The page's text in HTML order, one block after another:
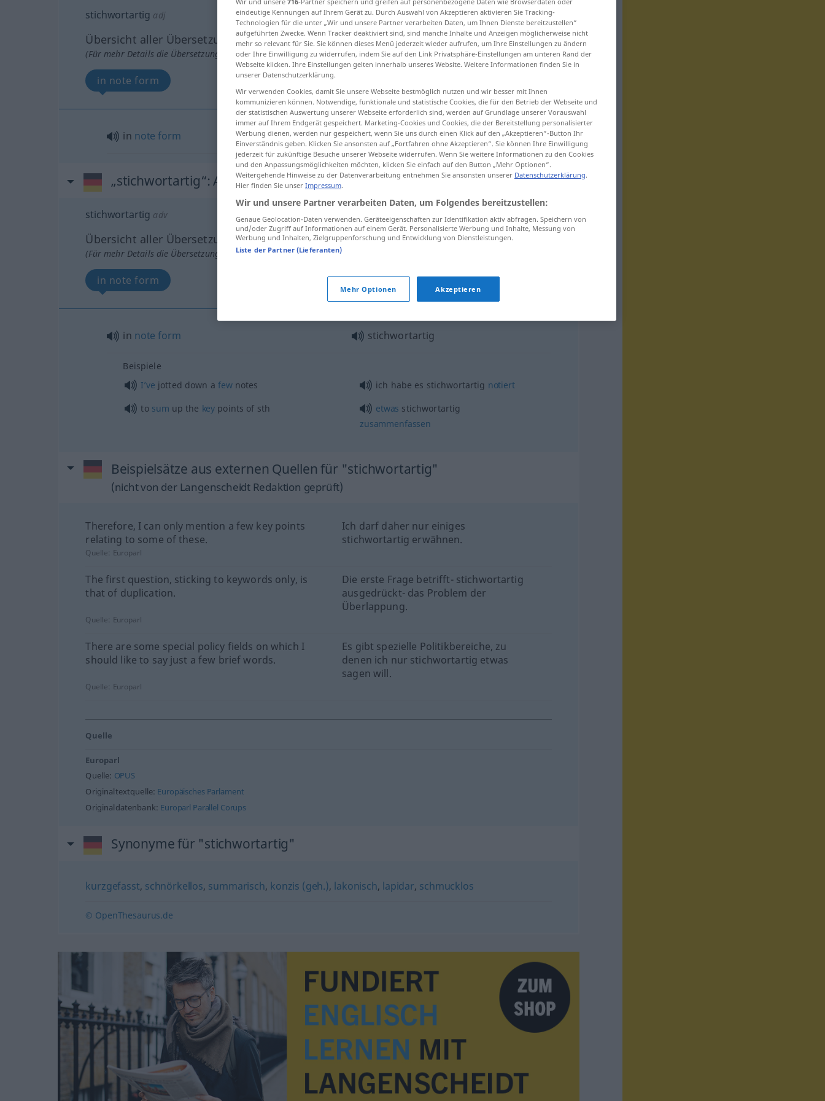
stichwortartig adj
Übersicht aller Übersetzungen
(Für mehr Details die Übersetzung anklicken/antippen)
in note form
in note form stichwortartig
„stichwortartig“: Adverb
stichwortartig adv
Übersicht aller Übersetzungen
(Für mehr Details die Übersetzung anklicken/antippen)
in note form
in note form stichwortartig
Beispiele
I’ve jotted down a fewnotes ich habe es stichwortartig notiert
to sum up the key points of sth etwas stichwortartig
zusammenfassen
Beispielsätze aus externen Quellen für "stichwortartig"
(nicht von der Langenscheidt Redaktion geprüft)
Therefore, I can only mention a few key points
relating to some of these.
Ich darf daher nur einiges
stichwortartig erwähnen.
Quelle: Europarl
The first question, sticking to keywords only, is
that of duplication.
Die erste Frage betrifft- stichwortartig
ausgedrückt- das Problem der
Überlappung.
Quelle: Europarl
There are some special policy fields on which I
should like to say just a few brief words.
Es gibt spezielle Politikbereiche, zu
denen ich nur stichwortartig etwas
sagen will.
Quelle: Europarl
Quelle
Europarl
Quelle: OPUS
Originaltextquelle: Europäisches Parlament
Originaldatenbank: Europarl Parallel Corups
Synonyme für "stichwortartig"
kurzgefasst, schnörkellos, summarisch, konzis (geh.), lakonisch, lapidar, schmucklos
© OpenThesaurus.de
eindeutige Kennungen auf Ihrem Gerät zu. Durch Auswahl von Akzeptieren aktivieren Sie Tracking-
Technologien für die unter „Wir und unsere Partner verarbeiten Daten, um Ihnen Dienste bereitzustellen“
aufgeführten Zwecke. Wenn Tracker deaktiviert sind, sind manche Inhalte und Anzeigen möglicherweise nicht
mehr so relevant für Sie. Sie können dieses Menü jederzeit wieder aufrufen, um Ihre Einstellungen zu ändern
oder Ihre Einwilligung zu widerrufen, indem Sie auf den Link Privatsphäre-Einstellungen am unteren Rand der
Webseite klicken. Ihre Einstellungen gelten innerhalb unseres Website. Weitere Informationen finden Sie in
unserer Datenschutzerklärung.
Wir verwenden Cookies, damit Sie unsere Webseite bestmöglich nutzen und wir besser mit Ihnen
kommunizieren können. Notwendige, funktionale und statistische Cookies, die für den Betrieb der Webseite und
der statistischen Auswertung unserer Webseite erforderlich sind, werden auf Grundlage unserer Vorauswahl
immer auf Ihrem Endgerät gespeichert. Marketing-Cookies und Cookies, die der Bereitstellung personalisierter
Werbung dienen, werden nur gespeichert, wenn Sie uns durch einen Klick auf den „Akzeptieren“-Button Ihr
Einverständnis geben. Klicken Sie ansonsten auf „Fortfahren ohne Akzeptieren“. Sie können Ihre Einwilligung
jederzeit für zukünftige Besuche unserer Webseite widerrufen. Wenn Sie weitere Informationen zu den Cookies
und den Anpassungsmöglichkeiten möchten, klicken Sie einfach auf den Button „Mehr Optionen“.
Weitergehende Hinweise zu der Datenverarbeitung entnehmen Sie ansonsten unserer Datenschutzerklärung.
Hier finden Sie unser Impressum.
Wir und unsere Partner verarbeiten Daten, um Folgendes bereitzustellen:
Genaue Geolocation-Daten verwenden. Geräteeigenschaften zur Identifikation aktiv abfragen. Speichern von
und/oder Zugriff auf Informationen auf einem Gerät. Personalisierte Werbung und Inhalte, Messung von
Werbung und Inhalten, Zielgruppenforschung und Entwicklung von Dienstleistungen.
Liste der Partner (Lieferanten)
Mehr Optionen Akzeptieren